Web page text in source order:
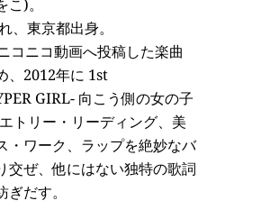
)。
、東京都出身。
コニコ動画へ投稿した楽曲
、2012年に 1st
GIRL- 向こう側の女の子
トリー・リーディング、美
・ワーク、ラップを絶妙なバ
交ぜ、他にはない独特の歌詞
だす。